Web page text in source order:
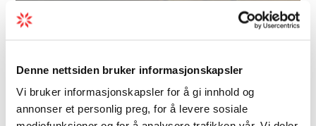
Denne nettsiden bruker informasjonskapsler
Vi bruker informasjonskapsler for å gi innhold og
annonser et personlig preg, for å levere sosiale
Hardanger Fjordtun - Treetop
and Fjord panorama cabins